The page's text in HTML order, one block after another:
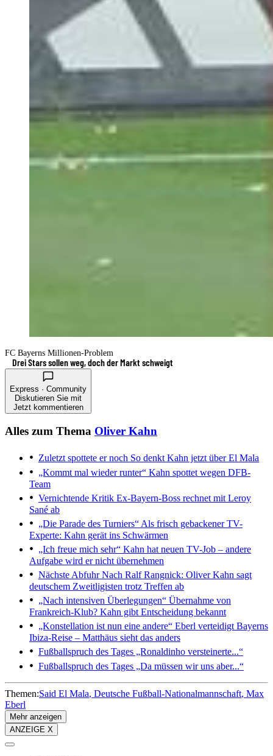
FC Bayerns Millionen-Problem
Drei Stars sollen weg, doch der Markt schweigt
Express · Community
Diskutieren Sie mit
Jetzt kommentieren
Alles zum Thema Oliver Kahn
Zuletzt spottete er noch So denkt Kahn jetzt über El Mala
„Kommt mal wieder runter“ Kahn spottet wegen DFB-
Team
Vernichtende Kritik Ex-Bayern-Boss rechnet mit Leroy
Sané ab
„Die Parade des Turniers“ Als frisch gebackener TV-
Experte: Kahn gerät ins Schwärmen
„Ich freue mich sehr“ Kahn hat neuen TV-Job – andere
Aufgabe wird er nicht übernehmen
Nächste AbfuhrNach Ralf Rangnick: Oliver Kahn sagt
deutschem Zweitligisten trotz Treffen ab
„Nach intensiven Überlegungen“ Übernahme von
Frankreich-Klub? Kahn gibt Entscheidung bekannt
„Konstellation ist nun eine andere“ Eberl verteidigt Bayerns
Ibiza-Reise – Matthäus sieht das anders
Fußballspruch des Tages „Ronaldinho versteinerte...“
Fußballspruch des Tages „Da müssen wir uns aber...“
Themen:Said El Mala Deutsche Fußball-Nationalmannschaft Max
Eberl
Mehr anzeigen
ANZEIGE X